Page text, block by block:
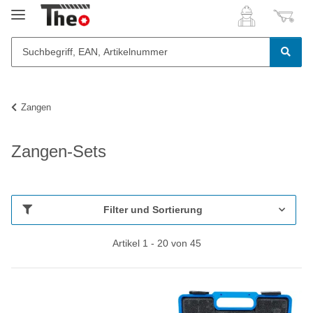
Zangen
Zangen-Sets
Filter und Sortierung
Artikel 1 - 20 von 45